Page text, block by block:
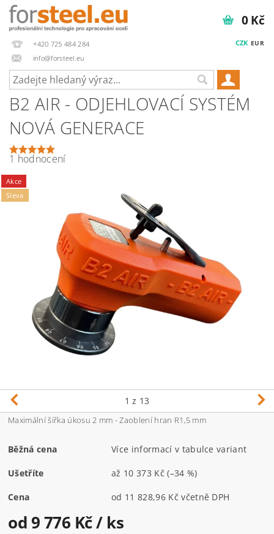
+420 725 484 284
info@forsteel.eu
CZK EUR
0 Kč
B2 AIR - ODJEHLOVACÍ SYSTÉM
NOVÁ GENERACE
1 hodnocení
Akce
Sleva
1 z 13
Maximální šířka úkosu 2 mm - Zaoblení hran R1,5 mm
Běžná cena Více informací v tabulce variant
Ušetříte až 10 373 Kč(–34 %)
Cena od 11 828,96 Kč včetně DPH
od 9 776 Kč/ ks